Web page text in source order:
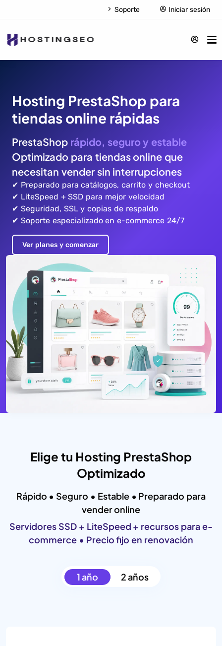
Soporte Iniciar sesión
Hosting PrestaShop para
tiendas online rápidas
PrestaShop rápido, seguro y estable
Optimizado para tiendas online que
necesitan vender sin interrupciones
✔ Preparado para catálogos, carrito y checkout
✔ LiteSpeed + SSD para mejor velocidad
✔ Seguridad, SSL y copias de respaldo
✔ Soporte especializado en e-commerce 24/7
Ver planes y comenzar
Elige tu Hosting PrestaShop
Optimizado
Rápido • Seguro • Estable • Preparado para
vender online
Servidores SSD + LiteSpeed + recursos para e-
commerce • Precio fijo en renovación
1 año 2 años